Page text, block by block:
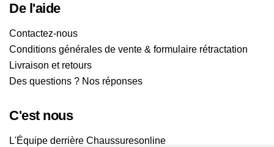
De l'aide
Contactez-nous
Conditions générales de vente & formulaire rétractation
Livraison et retours
Des questions ? Nos réponses
C'est nous
L'Équipe derrière Chaussuresonline